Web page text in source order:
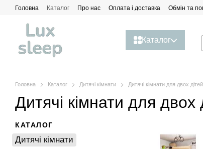
Перейти до основного контенту
Головна Каталог Про нас Оплата і доставка Обмін та
Каталог
Головна Каталог Дитячі кімнати Дитячі кімнати для двох дітей
Дитячі кімнати для двох
КАТАЛОГ
Дитячі кімнати